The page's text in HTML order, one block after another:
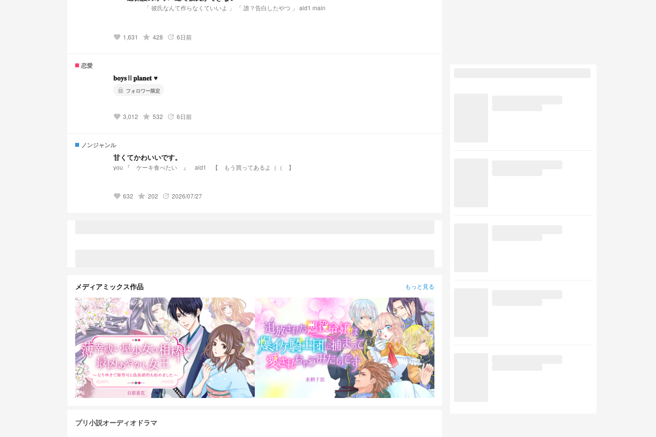
「 彼氏なんて作らなくていいよ 」 「 誰？告白したやつ 」 ald1 main
favorite 1,631 grade 428 update 6日前
恋愛
𝐛𝐨𝐲𝐬Ⅱ𝐩𝐥𝐚𝐧𝐞𝐭 ♥
lock フォロワー限定
favorite 3,012 grade 532 update 6日前
ノンジャンル
甘くてかわいいです。
you 『 ケーキ食べたい 』 ald1 【 もう買ってあるよ（（ 】
favorite 632 grade 202 update 2026/07/27
メディアミックス作品 もっと見る
プリ小説オーディオドラマ